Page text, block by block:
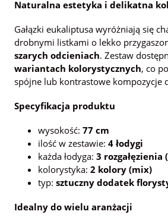
Naturalna estetyka i delikatna
Gałązki eukaliptusa wyróżniają się
drobnymi listkami o lekko
szarych odcieniach. Zestaw
wariantach kolorystycznych, co
spójne lub kontrastowe kompozycje
Specyfikacja produktu
wysokość: 77 cm
ilość w zestawie: 4 łodygi
każda łodyga: 3 rozgałęzienia
kolorystyka: 2 kolory (mix)
typ: sztuczny dodatek
Idealny do wielu aranżacji